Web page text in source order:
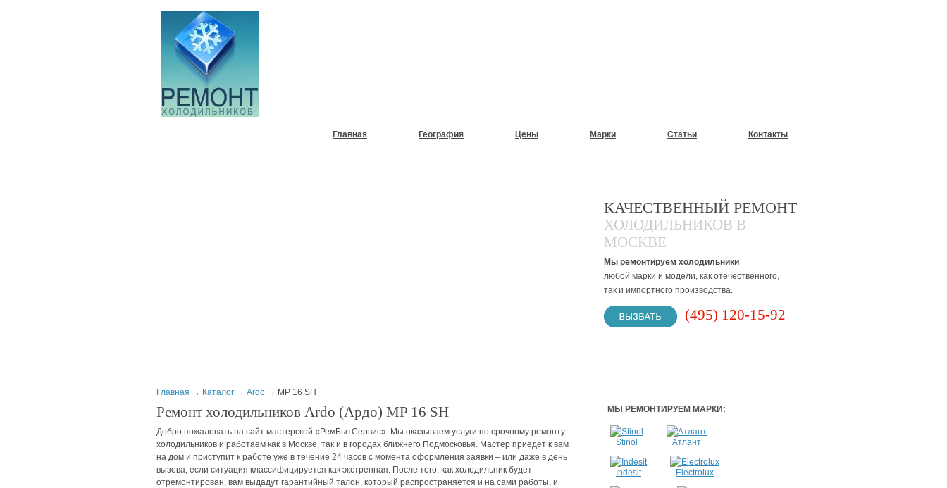
Главная География Цены Марки Статьи Контакты
КАЧЕСТВЕННЫЙ РЕМОНТ
ХОЛОДИЛЬНИКОВ В
МОСКВЕ
Мы ремонтируем холодильники
любой марки и модели, как отечественного,
так и импортного производства.
(495) 120-15-92
Главная → Каталог → Ardo → MP 16 SH
Ремонт холодильников Ardo (Ардо) MP 16 SH
Добро пожаловать на сайт мастерской «РемБытСервис». Мы оказываем услуги по срочному ремонту
холодильников и работаем как в Москве, так и в городах ближнего Подмосковья. Мастер приедет к вам
на дом и приступит к работе уже в течение 24 часов с момента оформления заявки – или даже в день
вызова, если ситуация классифицируется как экстренная. После того, как холодильник будет
отремонтирован, вам выдадут гарантийный талон, который распространяется и на сами работы, и
МЫ РЕМОНТИРУЕМ МАРКИ:
Stinol Атлант
Indesit Electrolux